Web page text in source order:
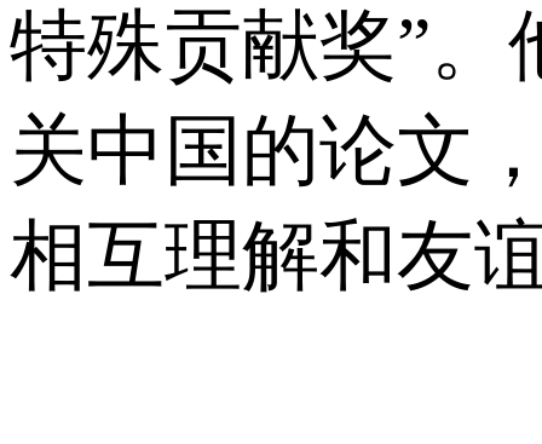
特殊贡献奖”。
关中国的论文
相互理解和友